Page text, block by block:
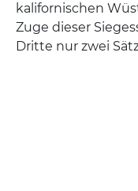
kalifornischen
Zuge dieser
Dritte nur zwei